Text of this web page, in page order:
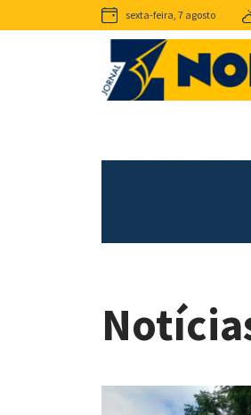
sexta-feira, 7 agosto